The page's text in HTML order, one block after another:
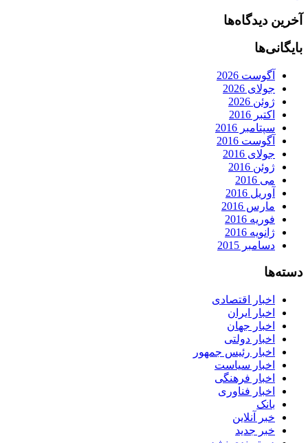
آخرین دیدگاه‌ها
بایگانی‌ها
آگوست 2026
جولای 2026
ژوئن 2026
اکتبر 2016
سپتامبر 2016
آگوست 2016
جولای 2016
ژوئن 2016
می 2016
آوریل 2016
مارس 2016
فوریه 2016
ژانویه 2016
دسامبر 2015
دسته‌ها
اخبار اقتصادی
اخبار ایران
اخبار جهان
اخبار دولتی
اخبار رئیس جمهور
اخبار سیاست
اخبار فرهنگی
اخبار فناوری
بانک
خبر آنلاین
خبر جدید